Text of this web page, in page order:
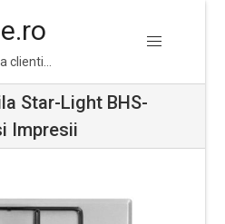
clienti…
Star-Light BHS-
Impresii